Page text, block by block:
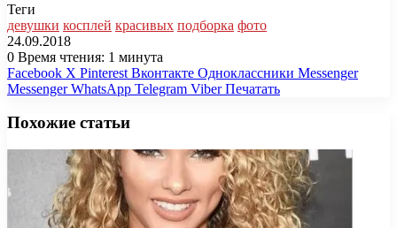
Теги
девушки косплей красивых подборка фото
24.09.2018
0 Время чтения: 1 минута
Facebook X Pinterest Вконтакте Одноклассники Messenger
Messenger WhatsApp Telegram Viber Печатать
Похожие статьи